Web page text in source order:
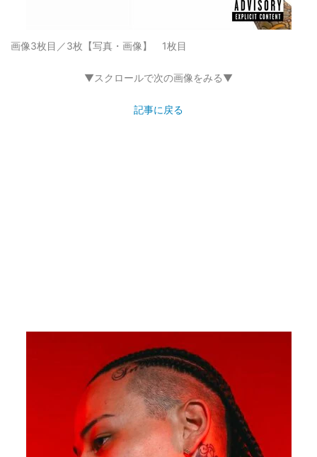
画像3枚目／3枚 【写真・画像】 1枚目
▼スクロールで次の画像をみる▼
記事に戻る